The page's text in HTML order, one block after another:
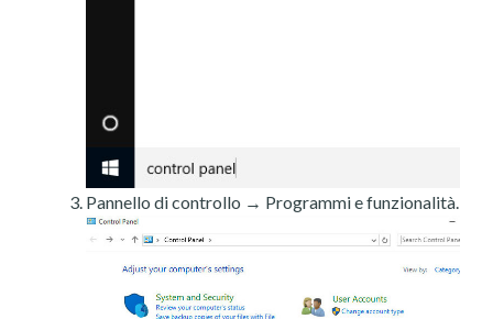
Pannello di controllo → Programmi e funzionalità.